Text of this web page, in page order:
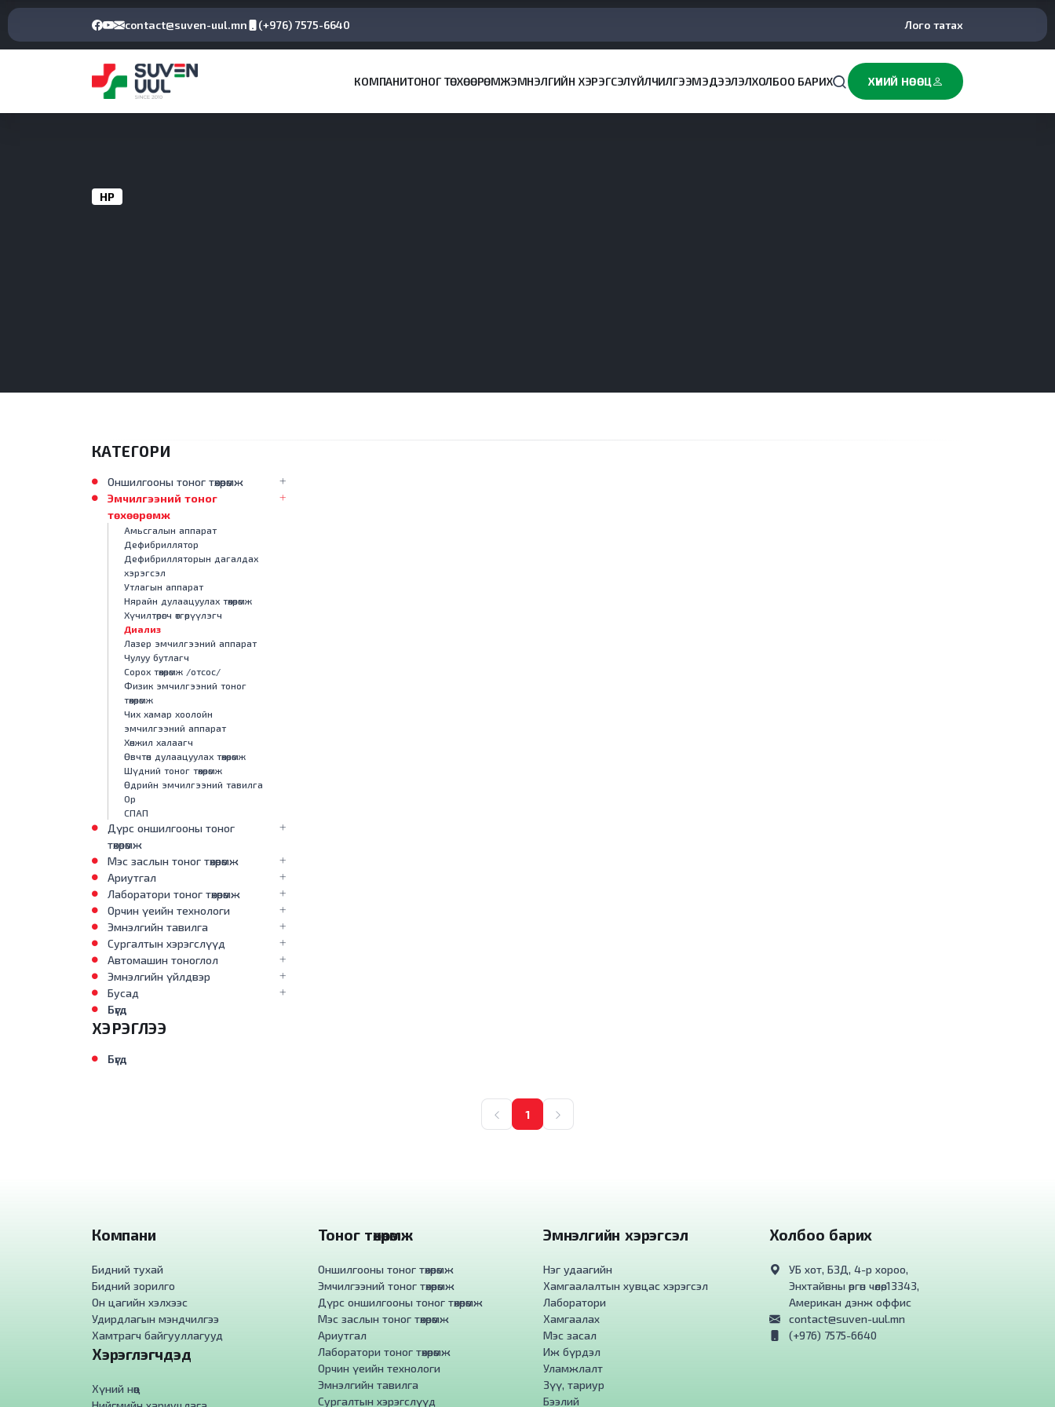
contact@suven-uul.mn (+976) 7575-6640 Лого татах
КОМПАНИТОНОГ ТӨХӨӨРӨМЖЭМНЭЛГИЙН ХЭРЭГСЭЛҮЙЛЧИЛГЭЭМЭДЭЭЛЭЛХОЛБОО БАРИХ ХҮНИЙ НӨӨЦ
НҮҮР
КАТЕГОРИ
Оншилгооны тоног төхөөрөмж
Эмчилгээний тоног
төхөөрөмж
Амьсгалын аппарат
Дефибриллятор
Дефибрилляторын дагалдах
хэрэгсэл
Утлагын аппарат
Нярайн дулаацуулах төхөөрөмж
Хүчилтөрөгч өтгөрүүлэгч
Диализ
Лазер эмчилгээний аппарат
Чулуу бутлагч
Сорох төхөөрөмж /отсос/
Физик эмчилгээний тоног
төхөөрөмж
Чих хамар хоолойн
эмчилгээний аппарат
Хөнжил халаагч
Өвчтөн дулаацуулах төхөөрөмж
Шүдний тоног төхөөрөмж
Өдрийн эмчилгээний тавилга
Ор
СПАП
Дүрс оншилгооны тоног
төхөөрөмж
Мэс заслын тоног төхөөрөмж
Ариутгал
Лаборатори тоног төхөөрөмж
Орчин үеийн технологи
Эмнэлгийн тавилга
Сургалтын хэрэгслүүд
Автомашин тоноглол
Эмнэлгийн үйлдвэр
Бусад
Бүгд
ХЭРЭГЛЭЭ
Бүгд
1
Компани
Бидний тухай
Бидний зорилго
Он цагийн хэлхээс
Удирдлагын мэндчилгээ
Хамтрагч байгууллагууд
Хэрэглэгчдэд
Хүний нөөц
Тоног төхөөрөмж
Оншилгооны тоног төхөөрөмж
Эмчилгээний тоног төхөөрөмж
Дүрс оншилгооны тоног төхөөрөмж
Мэс заслын тоног төхөөрөмж
Ариутгал
Лаборатори тоног төхөөрөмж
Орчин үеийн технологи
Эмнэлгийн тавилга
Сургалтын хэрэгслүүд
Эмнэлгийн хэрэгсэл
Нэг удаагийн
Хамгаалалтын хувцас хэрэгсэл
Лаборатори
Хамгаалах
Мэс засал
Иж бүрдэл
Уламжлалт
Зүү, тариур
Бээлий
Холбоо барих
УБ хот, БЗД, 4-р хороо,
Энхтайвны өргөн чөлөө, 13343,
Американ дэнж оффис
contact@suven-uul.mn
(+976) 7575-6640